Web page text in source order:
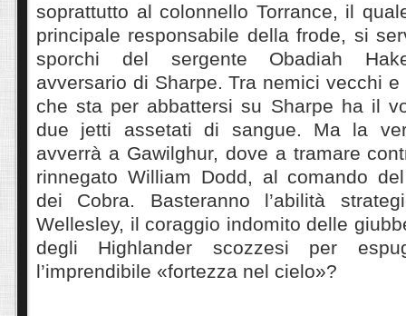
soprattutto al colonnello Torrance, il
principale responsabile della frode, si
sporchi del sergente Obadiah
avversario di Sharpe. Tra nemici vecchi
che sta per abbattersi su Sharpe ha il
due jetti assetati di sangue. Ma la
avverrà a Gawilghur, dove a tramare
rinnegato William Dodd, al comando
dei Cobra. Basteranno l’abilità
Wellesley, il coraggio indomito delle
degli Highlander scozzesi per
l’imprendibile «fortezza nel cielo»?